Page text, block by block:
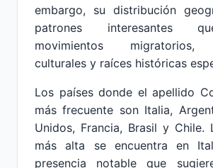
embargo, su distribución
patrones interesantes
movimientos migratorios,
culturales y raíces históricas
Los países donde el apellido
más frecuente son Italia,
Unidos, Francia, Brasil y Chile.
más alta se encuentra en
presencia notable que